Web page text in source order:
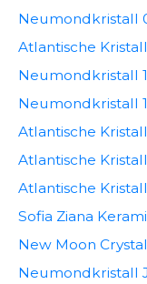
Neumondkristall
Atlantische
Neumondkristall
Neumondkristall
Atlantische
Atlantische
Atlantische
Sofia Ziana
New Moon
Neumondkristall